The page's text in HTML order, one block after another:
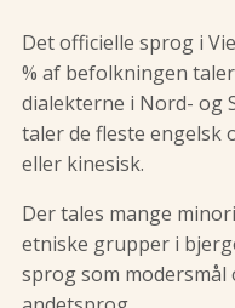
Det officielle sprog i
% af befolkningen
dialekterne i Nord- og
taler de fleste engelsk
eller kinesisk.
Der tales mange
etniske grupper i
sprog som modersmål